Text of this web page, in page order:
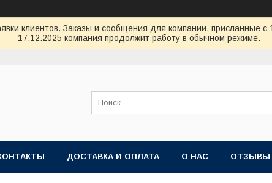
клиентов. Заказы и сообщения для компании, присланные
17.12.2025 компания продолжит работу в обычном режиме.
ДОСТАВКА И ОПЛАТА О НАС ОТЗЫВЫ